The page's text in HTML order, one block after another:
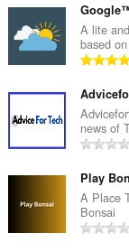
A lite
based
news of
Play
A Place
Bonsai